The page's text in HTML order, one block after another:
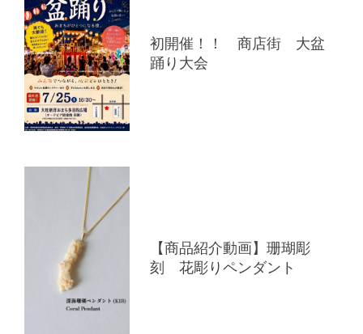
初開催！！ 商店街 大盆
踊り大会
【商品紹介動画】珊瑚彫
刻 花彫りペンダント